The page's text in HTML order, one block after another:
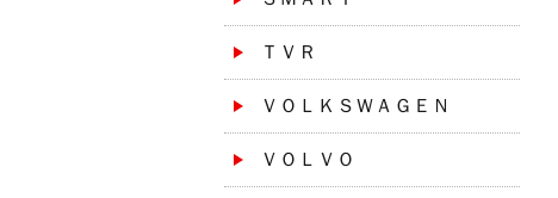
ＴＶＲ
ＶＯＬＫＳＷＡＧＥＮ
ＶＯＬＶＯ